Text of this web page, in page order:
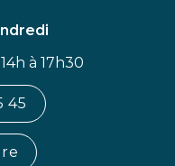
à 17h30
45